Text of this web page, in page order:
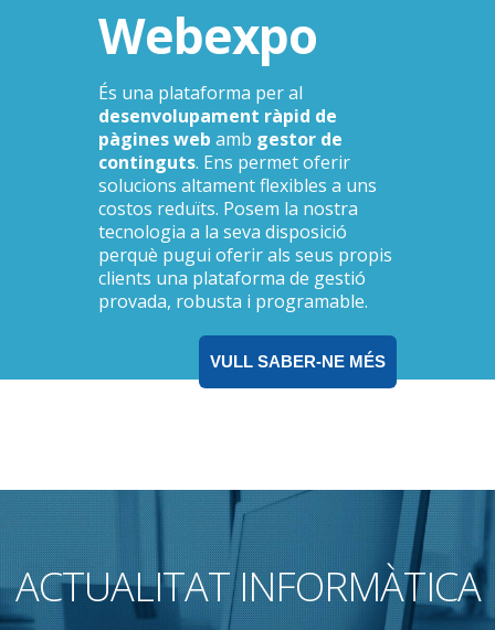
Webexpo
És una plataforma per al
desenvolupament ràpid de
pàgines web amb gestor de
continguts. Ens permet oferir
solucions altament flexibles a uns
costos reduïts. Posem la nostra
tecnologia a la seva disposició
perquè pugui oferir als seus propis
clients una plataforma de gestió
provada, robusta i programable.
VULL SABER-NE MÉS
ACTUALITAT INFORMÀTICA